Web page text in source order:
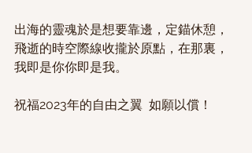
出海的靈魂於是想要靠邊，定錨休憩，
飛逝的時空際線收攏於原點，在那裏，
我即是你你即是我。
祝福2023年的自由之翼  如願以償！